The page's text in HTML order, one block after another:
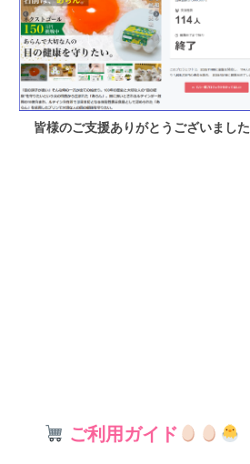
皆様のご支援ありがとうございました
ご利用ガイド